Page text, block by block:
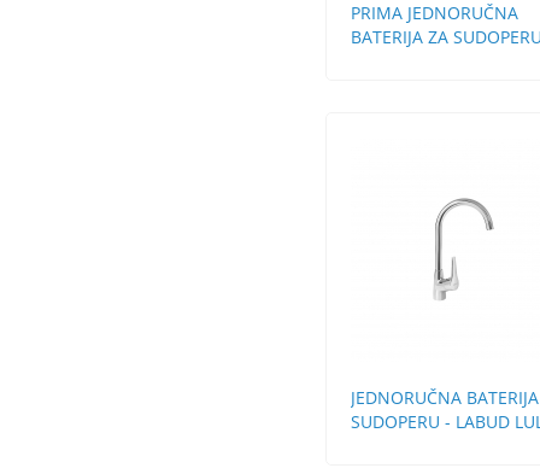
PRIMA JEDNORUČNA
BATERIJA ZA
JEDNORUČNA
SUDOPERU - LABUD